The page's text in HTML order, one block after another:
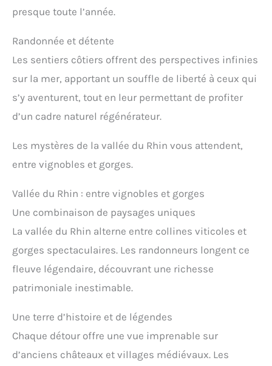
presque toute l’année.
Randonnée et détente
Les sentiers côtiers offrent des perspectives infinies
sur la mer, apportant un souffle de liberté à ceux qui
s’y aventurent, tout en leur permettant de profiter
d’un cadre naturel régénérateur.
Les mystères de la vallée du Rhin vous attendent,
entre vignobles et gorges.
Vallée du Rhin : entre vignobles et gorges
Une combinaison de paysages uniques
La vallée du Rhin alterne entre collines viticoles et
gorges spectaculaires. Les randonneurs longent ce
fleuve légendaire, découvrant une richesse
patrimoniale inestimable.
Une terre d’histoire et de légendes
Chaque détour offre une vue imprenable sur
d’anciens châteaux et villages médiévaux. Les